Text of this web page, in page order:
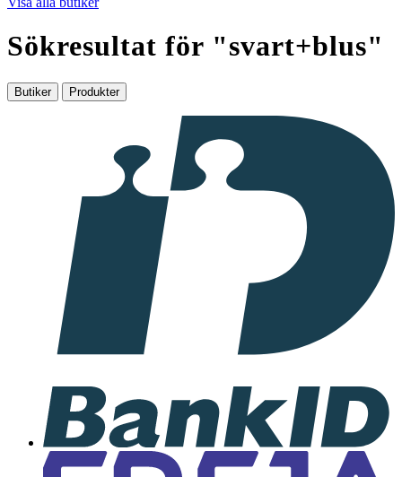
Sökresultat för "svart+blus"
Butiker Produkter